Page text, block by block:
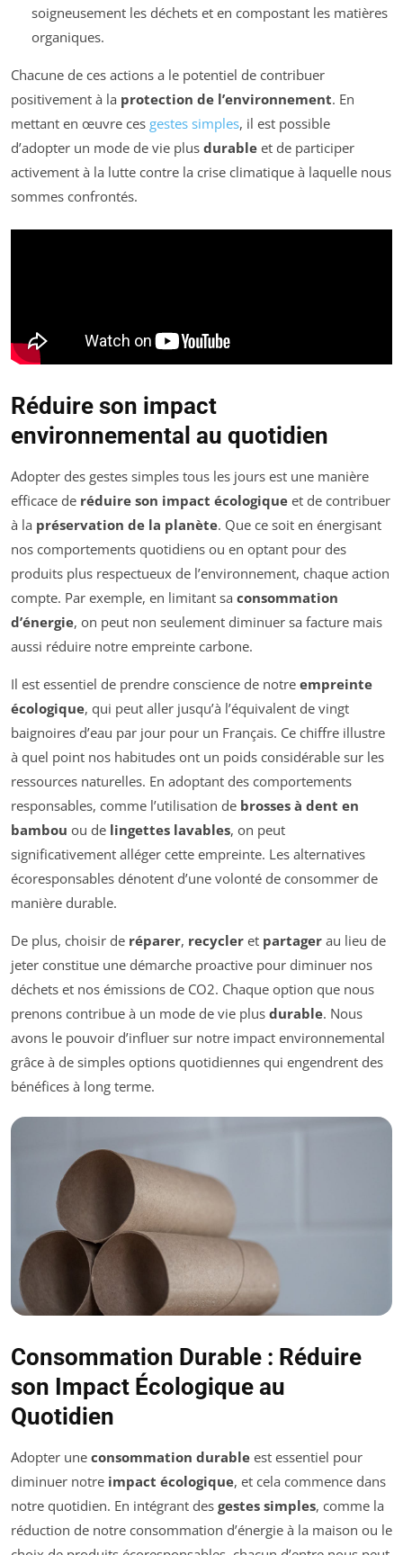
soigneusement les déchets et en compostant les matières
organiques.
Chacune de ces actions a le potentiel de contribuer
positivement à la protection de l’environnement. En
mettant en œuvre ces gestes simples, il est possible
d’adopter un mode de vie plus durable et de participer
activement à la lutte contre la crise climatique à laquelle nous
sommes confrontés.
Réduire son impact
environnemental au quotidien
Adopter des gestes simples tous les jours est une manière
efficace de réduire son impact écologique et de contribuer
à la préservation de la planète. Que ce soit en énergisant
nos comportements quotidiens ou en optant pour des
produits plus respectueux de l’environnement, chaque action
compte. Par exemple, en limitant sa consommation
d’énergie, on peut non seulement diminuer sa facture mais
aussi réduire notre empreinte carbone.
Il est essentiel de prendre conscience de notre empreinte
écologique, qui peut aller jusqu’à l’équivalent de vingt
baignoires d’eau par jour pour un Français. Ce chiffre illustre
à quel point nos habitudes ont un poids considérable sur les
ressources naturelles. En adoptant des comportements
responsables, comme l’utilisation de brosses à dent en
bambou ou de lingettes lavables, on peut
significativement alléger cette empreinte. Les alternatives
écoresponsables dénotent d’une volonté de consommer de
manière durable.
De plus, choisir de réparer, recycler et partager au lieu de
jeter constitue une démarche proactive pour diminuer nos
déchets et nos émissions de CO2. Chaque option que nous
prenons contribue à un mode de vie plus durable. Nous
avons le pouvoir d’influer sur notre impact environnemental
grâce à de simples options quotidiennes qui engendrent des
bénéfices à long terme.
Consommation Durable : Réduire
son Impact Écologique au
Quotidien
Adopter une consommation durable est essentiel pour
diminuer notre impact écologique, et cela commence dans
notre quotidien. En intégrant des gestes simples, comme la
réduction de notre consommation d’énergie à la maison ou le